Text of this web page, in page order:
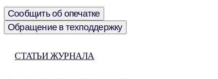
Сообщить об опечатке
Обращение в техподдержку
СТАТЬИ ЖУРНАЛА